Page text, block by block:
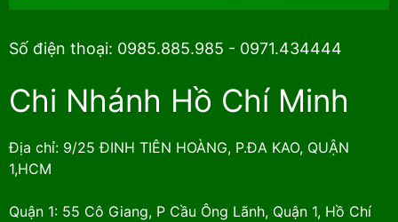
Số điện thoại: 0985.885.985 - 0971.434444
Chi Nhánh Hồ Chí Minh
Địa chỉ: 9/25 ĐINH TIÊN HOÀNG, P.ĐA KAO, QUẬN
1,HCM
Quận 1: 55 Cô Giang, P Cầu Ông Lãnh, Quận 1, Hồ Chí